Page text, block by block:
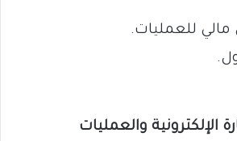
للعمليات.
الإلكترونية والعمليات